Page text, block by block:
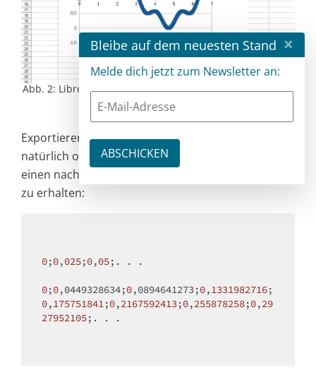
Abb. 2: LibreOffice Calc stellt die Wellenform grafisch dar
Exportieren Sie die Tabelle im nächsten Schritt –
natürlich ohne Diagramm – in das
einen nach folgendem Schema aufgebauten String
zu erhalten:
0;0,025;0,05;. . .
0;0,0449328634;0,0894641273;0,1331982716;
0,175751841;0,2167592413;0,255878258;0,29
27952105;. . .
Bleibe auf dem neuesten Stand ×
Melde dich jetzt zum Newsletter an: